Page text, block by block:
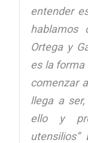
entender
hablamos
Ortega y
es la forma
comenzar
llega a
ello y